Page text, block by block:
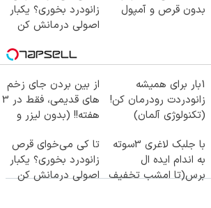
بدون قرص و آمپول
زانودرد بخوری؟ یکبار
اصولی درمانش کن
1بار برای همیشه
زانودردت رودرمان کن!
(تکنولوژی آلمان)
از بین بردن جای زخم
های قدیمی، فقط در 3
هفته!! (بدون لیزر و
با جلبک لاغری 3سوته
به اندام ایده ال
برس(تا امشب تخفیف
تا کی می‌خوای قرص
زانودرد بخوری؟ یکبار
اصولی درمانش کن